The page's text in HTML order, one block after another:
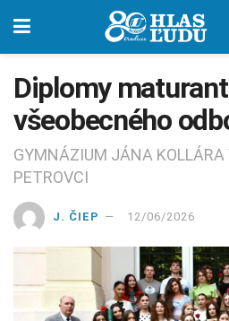
Diplomy
všeobecného
GYMNÁZIUM JÁNA KOLLÁRA
PETROVCI
J. ČIEP 12/06/2026